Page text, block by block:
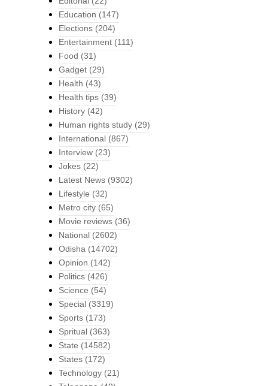
Education (147)
Elections (204)
Entertainment (111)
Food (31)
Gadget (29)
Health (43)
Health tips (39)
History (42)
Human rights study (29)
International (867)
Interview (23)
Jokes (22)
Latest News (9302)
Lifestyle (32)
Metro city (65)
Movie reviews (36)
National (2602)
Odisha (14702)
Opinion (142)
Politics (426)
Science (54)
Special (3319)
Sports (173)
Spritual (363)
State (14582)
States (172)
Technology (21)